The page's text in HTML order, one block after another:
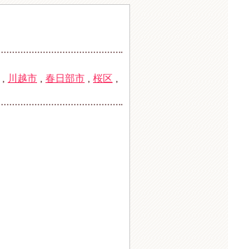
川越市 春日部市 桜区